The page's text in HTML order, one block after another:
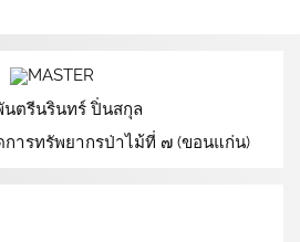
นตรีนรินทร์ ปิ่นสกุล
ารทรัพยากรป่าไม้ที่ ๗ (ขอนแก่น)